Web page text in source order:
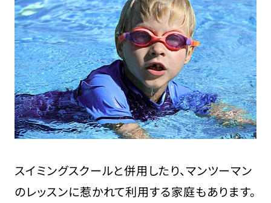
スイミングスクールと併用したり、マンツーマン
のレッスンに惹かれて利用する家庭もあります。